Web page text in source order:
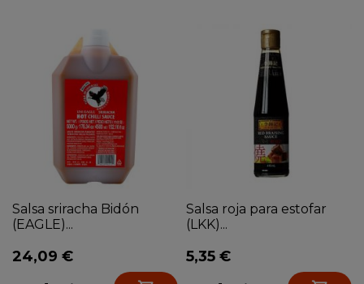
Salsa sriracha Bidón
(EAGLE)...
24,09 €
Salsa roja para estofar
(LKK)...
5,35 €